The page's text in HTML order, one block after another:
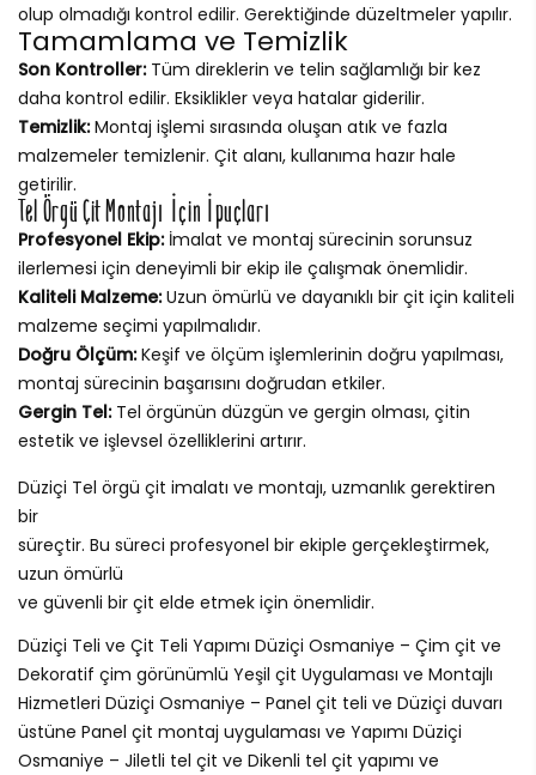
olup olmadığı kontrol edilir. Gerektiğinde düzeltmeler yapılır.
Tamamlama ve Temizlik
Son Kontroller:Tüm direklerin ve telin sağlamlığı bir kez
daha kontrol edilir. Eksiklikler veya hatalar giderilir.
Temizlik:Montaj işlemi sırasında oluşan atık ve fazla
malzemeler temizlenir. Çit alanı, kullanıma hazır hale
getirilir.
Tel Örgü Çit Montajı İçin İpuçları
Profesyonel Ekip:İmalat ve montaj sürecinin sorunsuz
ilerlemesi için deneyimli bir ekip ile çalışmak önemlidir.
Kaliteli Malzeme:Uzun ömürlü ve dayanıklı bir çit için kaliteli
malzeme seçimi yapılmalıdır.
Doğru Ölçüm:Keşif ve ölçüm işlemlerinin doğru yapılması,
montaj sürecinin başarısını doğrudan etkiler.
Gergin Tel:Tel örgünün düzgün ve gergin olması, çitin
estetik ve işlevsel özelliklerini artırır.
Düziçi Tel örgü çit imalatı ve montajı, uzmanlık gerektiren
bir
süreçtir. Bu süreci profesyonel bir ekiple gerçekleştirmek,
uzun ömürlü
ve güvenli bir çit elde etmek için önemlidir.
Düziçi Teli ve Çit Teli Yapımı Düziçi Osmaniye – Çim çit ve
Dekoratif çim görünümlü Yeşil çit Uygulaması ve Montajlı
Hizmetleri Düziçi Osmaniye – Panel çit teli ve Düziçi duvarı
üstüne Panel çit montaj uygulaması ve Yapımı Düziçi
Osmaniye – Jiletli tel çit ve Dikenli tel çit yapımı ve